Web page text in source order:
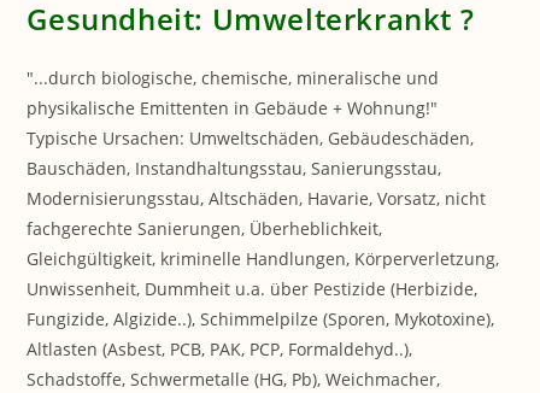
Gesundheit: Umwelterkrankt ?
"...durch biologische, chemische, mineralische und
physikalische Emittenten in Gebäude + Wohnung!"
Typische Ursachen: Umweltschäden, Gebäudeschäden,
Bauschäden, Instandhaltungsstau, Sanierungsstau,
Modernisierungsstau, Altschäden, Havarie, Vorsatz, nicht
fachgerechte Sanierungen, Überheblichkeit,
Gleichgültigkeit, kriminelle Handlungen, Körperverletzung,
Unwissenheit, Dummheit u.a. über Pestizide (Herbizide,
Fungizide, Algizide..), Schimmelpilze (Sporen, Mykotoxine),
Altlasten (Asbest, PCB, PAK, PCP, Formaldehyd..),
Schadstoffe, Schwermetalle (HG, Pb), Weichmacher,